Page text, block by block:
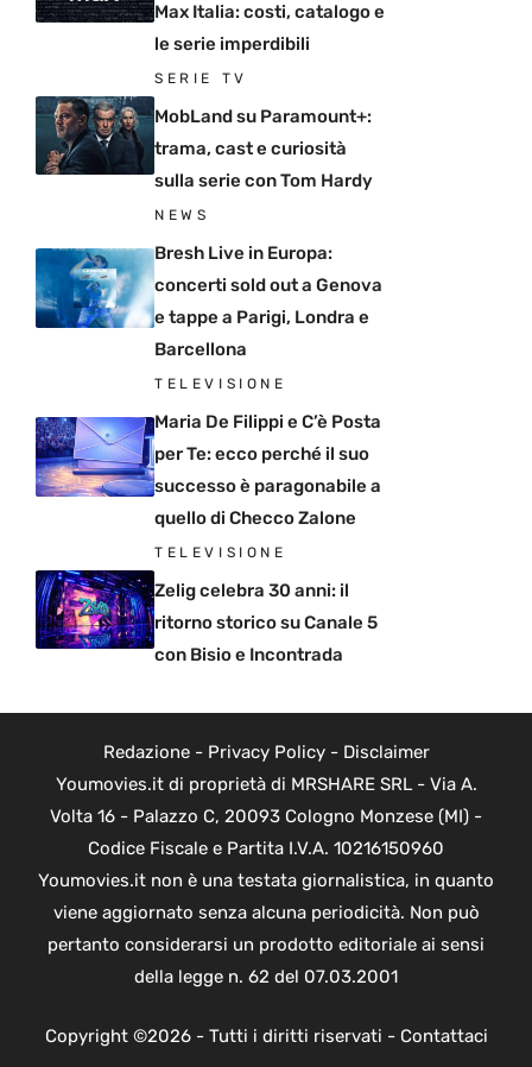
Max Italia: costi, catalogo e
le serie imperdibili
SERIE TV
MobLand su Paramount+:
trama, cast e curiosità
sulla serie con Tom Hardy
NEWS
Bresh Live in Europa:
concerti sold out a Genova
e tappe a Parigi, Londra e
Barcellona
TELEVISIONE
Maria De Filippi e C’è Posta
per Te: ecco perché il suo
successo è paragonabile a
quello di Checco Zalone
TELEVISIONE
Zelig celebra 30 anni: il
ritorno storico su Canale 5
con Bisio e Incontrada
Redazione- Privacy Policy- Disclaimer
Youmovies.it di proprietà di MRSHARE SRL - Via A.
Volta 16 - Palazzo C, 20093 Cologno Monzese (MI) -
Codice Fiscale e Partita I.V.A. 10216150960
Youmovies.it non è una testata giornalistica, in quanto
viene aggiornato senza alcuna periodicità. Non può
pertanto considerarsi un prodotto editoriale ai sensi
della legge n. 62 del 07.03.2001
Copyright ©2026 - Tutti i diritti riservati - Contattaci